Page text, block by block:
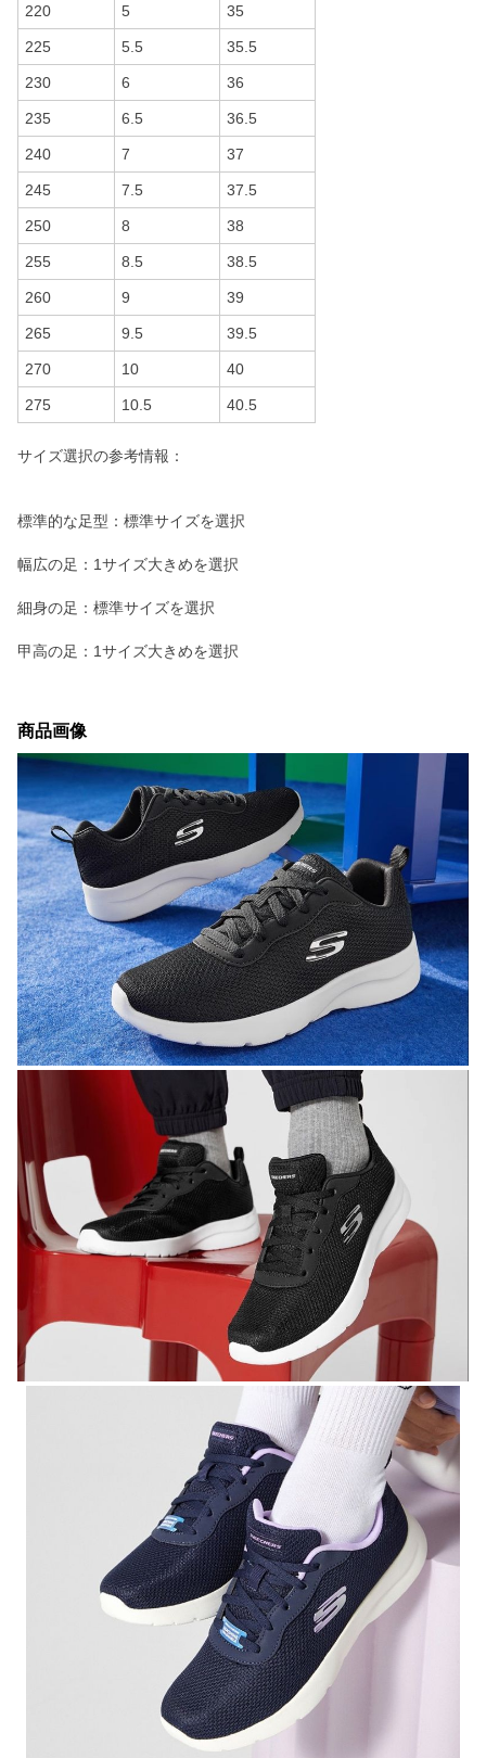
220 5 35
225 5.5 35.5
230 6 36
235 6.5 36.5
240 7 37
245 7.5 37.5
250 8 38
255 8.5 38.5
260 9 39
265 9.5 39.5
270 10 40
275 10.5 40.5
サイズ選択の参考情報：
標準的な足型：標準サイズを選択
幅広の足：1サイズ大きめを選択
細身の足：標準サイズを選択
甲高の足：1サイズ大きめを選択
商品画像